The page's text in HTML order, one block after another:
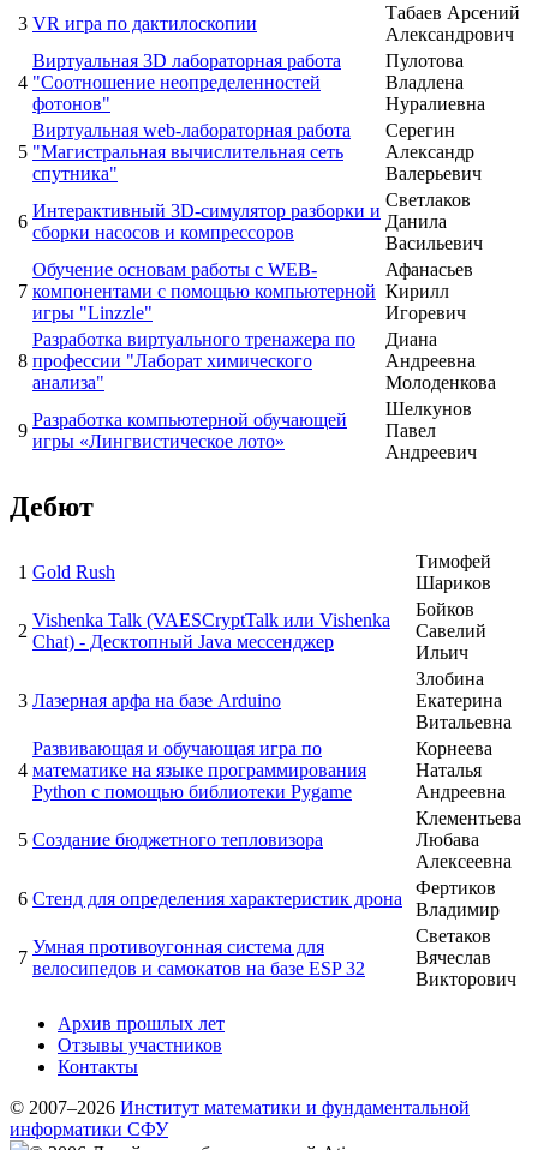
3 VR игра по дактилоскопии
Табаев Арсений
Александрович
4
Виртуальная 3D лабораторная работа
"Соотношение неопределенностей
фотонов"
Пулотова
Владлена
Нуралиевна
5
Виртуальная web-лабораторная работа
"Магистральная вычислительная сеть
спутника"
Серегин
Александр
Валерьевич
6
Интерактивный 3D-симулятор разборки и
сборки насосов и компрессоров
Светлаков
Данила
Васильевич
7
Обучение основам работы с WEB-
компонентами с помощью компьютерной
игры "Linzzle"
Афанасьев
Кирилл
Игоревич
8
Разработка виртуального тренажера по
профессии "Лаборат химического
анализа"
Диана
Андреевна
Молоденкова
9
Разработка компьютерной обучающей
игры «Лингвистическое лото»
Шелкунов
Павел
Андреевич
Дебют
1 Gold Rush
Тимофей
Шариков
2
Vishenka Talk (VAESCryptTalk или Vishenka
Chat) - Десктопный Java мессенджер
Бойков
Савелий
Ильич
3 Лазерная арфа на базе Arduino
Злобина
Екатерина
Витальевна
4
Развивающая и обучающая игра по
математике на языке программирования
Python с помощью библиотеки Pygame
Корнеева
Наталья
Андреевна
5 Создание бюджетного тепловизора
Клементьева
Любава
Алексеевна
6 Стенд для определения характеристик дрона
Фертиков
Владимир
7
Умная противоугонная система для
велосипедов и самокатов на базе ESP 32
Светаков
Вячеслав
Викторович
Архив прошлых лет
Отзывы участников
Контакты
© 2007–2026 Институт математики и фундаментальной
информатики СФУ